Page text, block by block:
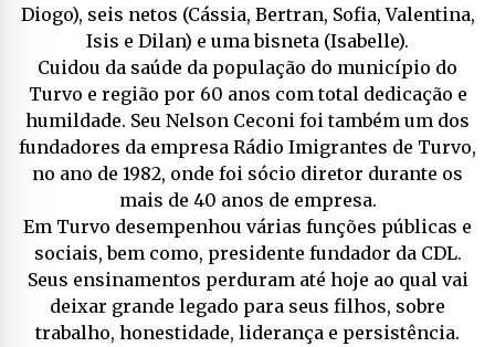
Diogo), seis netos (Cássia, Bertran, Sofia, Valentina,
Isis e Dilan) e uma bisneta (Isabelle).
Cuidou da saúde da população do município do
Turvo e região por 60 anos com total dedicação e
humildade. Seu Nelson Ceconi foi também um dos
fundadores da empresa Rádio Imigrantes de Turvo,
no ano de 1982, onde foi sócio diretor durante os
mais de 40 anos de empresa.
Em Turvo desempenhou várias funções públicas e
sociais, bem como, presidente fundador da CDL.
Seus ensinamentos perduram até hoje ao qual vai
deixar grande legado para seus filhos, sobre
trabalho, honestidade, liderança e persistência.